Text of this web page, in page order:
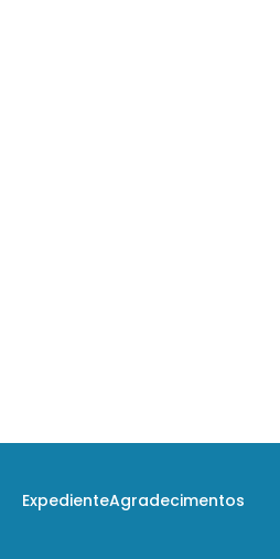
ExpedienteAgradecimentos